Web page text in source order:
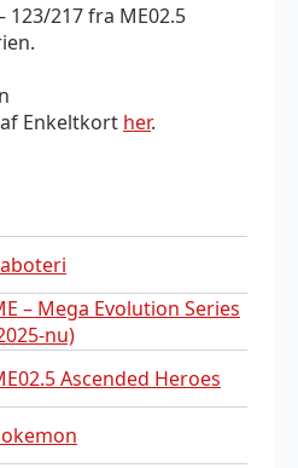
123/217 fra ME02.5
Enkeltkort her.
– Mega Evolution Series
nu)
Ascended Heroes